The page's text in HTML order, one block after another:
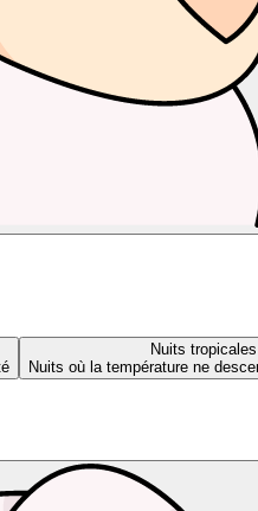
Nuits tropicales
Nuits où la température ne